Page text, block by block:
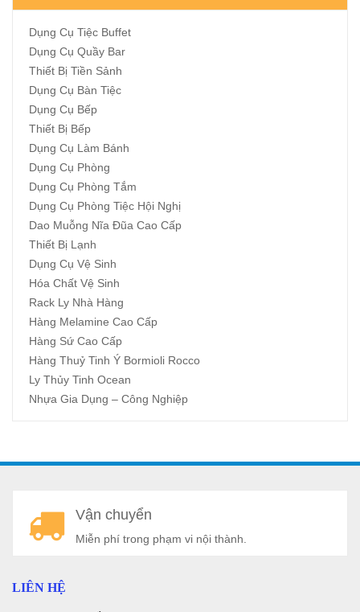
Dụng Cụ Tiệc Buffet
Dụng Cụ Quầy Bar
Thiết Bị Tiền Sảnh
Dụng Cụ Bàn Tiệc
Dụng Cụ Bếp
Thiết Bị Bếp
Dụng Cụ Làm Bánh
Dụng Cụ Phòng
Dụng Cụ Phòng Tắm
Dụng Cụ Phòng Tiệc Hội Nghị
Dao Muỗng Nĩa Đũa Cao Cấp
Thiết Bị Lạnh
Dụng Cụ Vệ Sinh
Hóa Chất Vệ Sinh
Rack Ly Nhà Hàng
Hàng Melamine Cao Cấp
Hàng Sứ Cao Cấp
Hàng Thuỷ Tinh Ý Bormioli Rocco
Ly Thủy Tinh Ocean
Nhựa Gia Dụng – Công Nghiệp
Vận chuyển
Miễn phí trong phạm vi nội thành.
LIÊN HỆ